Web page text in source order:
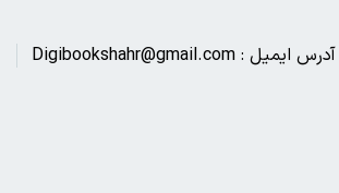
آدرس ایمیل : Digibookshahr@gmail.com